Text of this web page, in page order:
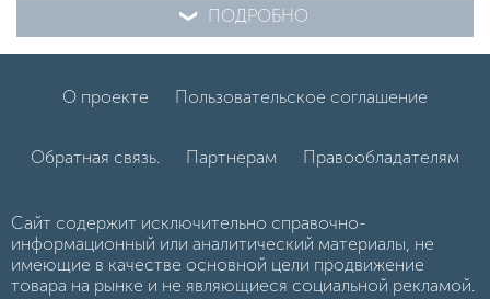
ПОДРОБНО
О проекте Пользовательское соглашение
Обратная связь. Партнерам Правообладателям
Сайт содержит исключительно справочно-
информационный или аналитический материалы, не
имеющие в качестве основной цели продвижение
товара на рынке и не являющиеся социальной рекламой.